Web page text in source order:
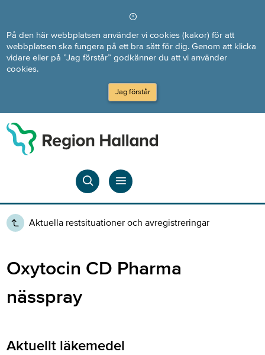
På den här webbplatsen använder vi cookies (kakor) för att
webbplatsen ska fungera på ett bra sätt för dig. Genom att klicka
vidare eller på ”Jag förstår” godkänner du att vi använder
cookies.
Jag förstår
Aktuella restsituationer och avregistreringar
Oxytocin CD Pharma
nässpray
Aktuellt läkemedel